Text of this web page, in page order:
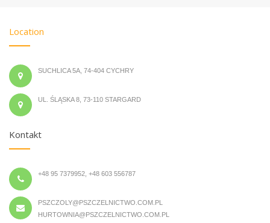
Location
SUCHLICA 5A, 74-404 CYCHRY
UL. ŚLĄSKA 8, 73-110 STARGARD
Kontakt
+48 95 7379952, +48 603 556787
PSZCZOLY@PSZCZELNICTWO.COM.PL
HURTOWNIA@PSZCZELNICTWO.COM.PL